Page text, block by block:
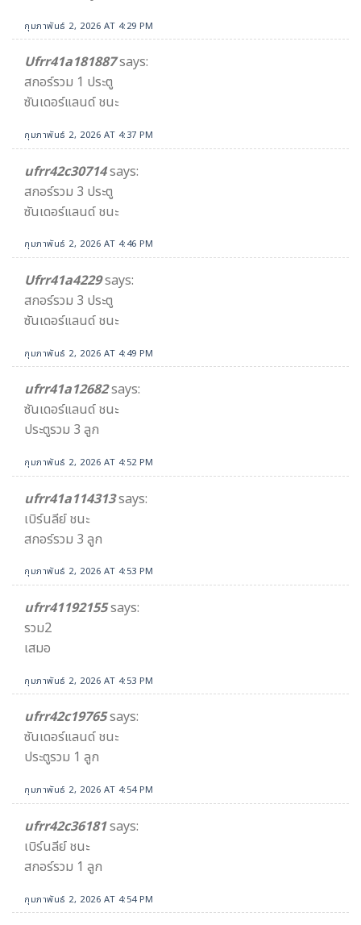
กุมภาพันธ์ 2, 2026 AT 4:29 PM
Ufrr41a181887says:
สกอร์รวม 1 ประตู
ซันเดอร์แลนด์ ชนะ
กุมภาพันธ์ 2, 2026 AT 4:37 PM
ufrr42c30714says:
สกอร์รวม 3 ประตู
ซันเดอร์แลนด์ ชนะ
กุมภาพันธ์ 2, 2026 AT 4:46 PM
Ufrr41a4229says:
สกอร์รวม 3 ประตู
ซันเดอร์แลนด์ ชนะ
กุมภาพันธ์ 2, 2026 AT 4:49 PM
ufrr41a12682says:
ซันเดอร์แลนด์ ชนะ
ประตูรวม 3 ลูก
กุมภาพันธ์ 2, 2026 AT 4:52 PM
ufrr41a114313says:
เบิร์นลีย์ ชนะ
สกอร์รวม 3 ลูก
กุมภาพันธ์ 2, 2026 AT 4:53 PM
ufrr41192155says:
รวม2
เสมอ
กุมภาพันธ์ 2, 2026 AT 4:53 PM
ufrr42c19765says:
ซันเดอร์แลนด์ ชนะ
ประตูรวม 1 ลูก
กุมภาพันธ์ 2, 2026 AT 4:54 PM
ufrr42c36181says:
เบิร์นลีย์ ชนะ
สกอร์รวม 1 ลูก
กุมภาพันธ์ 2, 2026 AT 4:54 PM